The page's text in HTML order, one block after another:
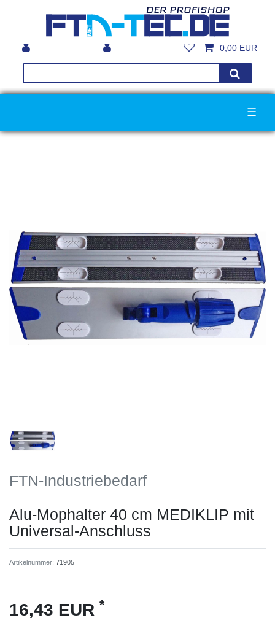
0,00 EUR
☰
FTN-Industriebedarf
Alu-Mophalter 40 cm MEDIKLIP mit
Universal-Anschluss
Artikelnummer: 71905
16,43 EUR *